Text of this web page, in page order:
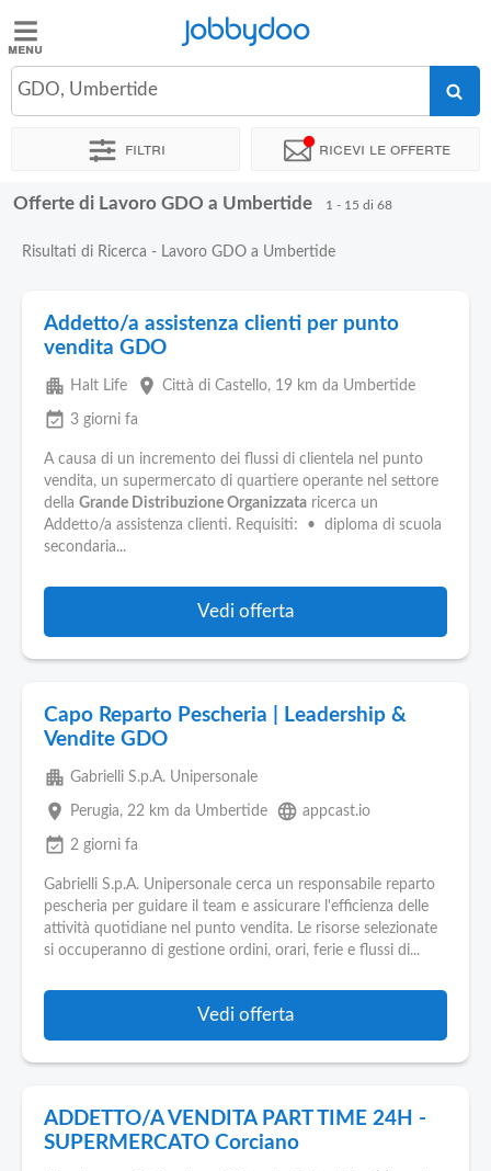
Jobbydoo
Offerte
Stipendi
Blog
Pubblica
Offerte
Area
Jobbydoo
GDO, Umbertide
Filtri Ricevi le offerte
Offerte di Lavoro GDO a Umbertide 1 - 15 di 68
Risultati di Ricerca - Lavoro GDO a Umbertide
Addetto/a assistenza clienti per punto
vendita GDO
apartment Halt Life place Città di Castello, 19 km da Umbertide
event_available 3 giorni fa
A causa di un incremento dei flussi di clientela nel punto
vendita, un supermercato di quartiere operante nel settore
della Grande Distribuzione Organizzata ricerca un
Addetto/a assistenza clienti. Requisiti: • diploma di scuola
secondaria...
Vedi offerta
Capo Reparto Pescheria | Leadership &
Vendite GDO
apartment Gabrielli S.p.A. Unipersonale
place Perugia, 22 km da Umbertide language appcast.io
event_available 2 giorni fa
Gabrielli S.p.A. Unipersonale cerca un responsabile reparto
pescheria per guidare il team e assicurare l'efficienza delle
attività quotidiane nel punto vendita. Le risorse selezionate
si occuperanno di gestione ordini, orari, ferie e flussi di...
Vedi offerta
ADDETTO/A VENDITA PART TIME 24H -
SUPERMERCATO Corciano